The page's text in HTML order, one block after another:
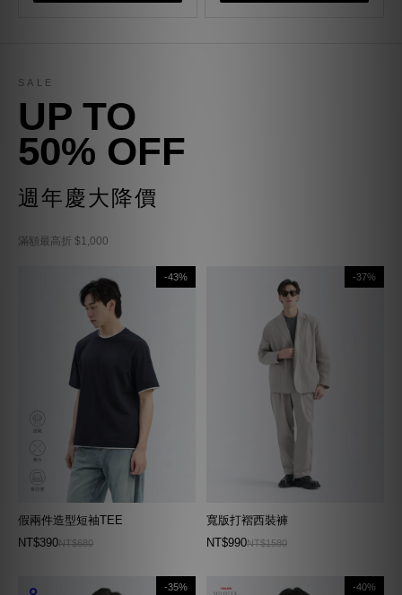
SALE
UP TO
50% OFF
週年慶大降價
滿額最高折 $1,000
-43%
假兩件造型短袖TEE
NT$390NT$680
-37%
寬版打褶西裝褲
NT$990NT$1580
-35% -40%